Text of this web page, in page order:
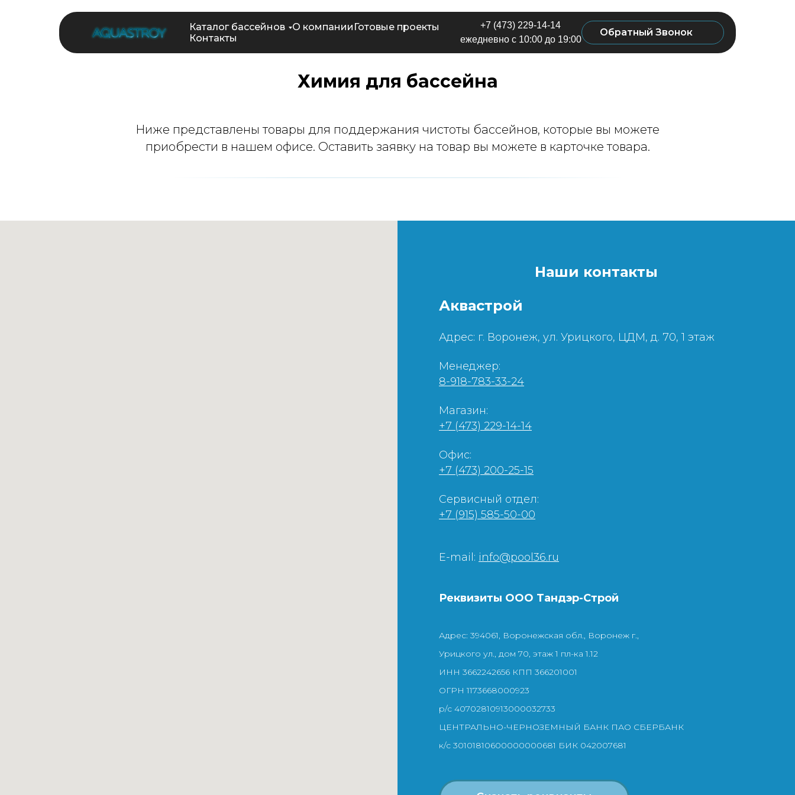
Каталог бассейнов О компании Готовые проекты
Контакты
+7 (473) 229-14-14
ежедневно с 10:00 до 19:00
Обратный Звонок
Химия для бассейна
Ниже представлены товары для поддержания чистоты бассейнов, которые вы можете
приобрести в нашем офисе. Оставить заявку на товар вы можете в карточке товара.
Наши контакты
Аквастрой
Адрес: г. Воронеж, ул. Урицкого, ЦДМ, д. 70, 1 этаж
Менеджер:
8-918-783-33-24
Магазин:
+7 (473) 229-14-14
Офис:
+7 (473) 200-25-15
Сервисный отдел:
+7 (915) 585-50-00
E-mail: info@pool36.ru
Реквизиты ООО Тандэр-Строй
Адрес: 394061, Воронежская обл., Воронеж г.,
Урицкого ул., дом 70, этаж 1 пл-ка 1.12
ИНН 3662242656 КПП 366201001
ОГРН 1173668000923
р/с 40702810913000032733
ЦЕНТРАЛЬНО-ЧЕРНОЗЕМНЫЙ БАНК ПАО СБЕРБАНК
к/с 30101810600000000681 БИК 042007681